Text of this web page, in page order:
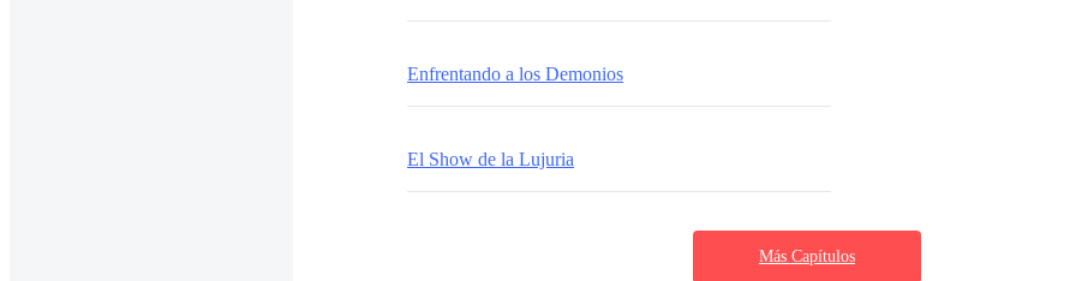
Enfrentando a los Demonios
El Show de la Lujuria
Más Capítulos